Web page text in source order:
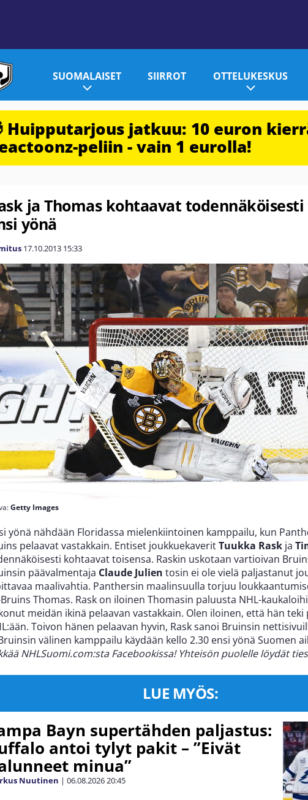
SUOMALAISET SIIRROT OTTELUKESKUS
Huipputarjous jatkuu: 10 euron
peliin - vain 1 eurolla!
ja Thomas kohtaavat todennäköisesti
yönä
17.10.2013 15:33
Getty Images
yönä nähdään Floridassa mielenkiintoinen kamppailu, kun
pelaavat vastakkain. Entiset joukkuekaveritTuukka Rask ja
kohtaavat toisensa. Raskin uskotaan vartioivan
päävalmentaja Claude Julien tosin ei ole vielä paljastanut
maalivahtia. Panthersin maalinsuulla torjuu
Thomas. Rask on iloinen Thomasin paluusta NHL-
meidän ikinä pelaavan vastakkain. Olen iloinen, että hän teki
Toivon hänen pelaavan hyvin, Rask sanoi Bruinsin
välinen kamppailu käydään kello 2.30 ensi yönä Suomen
NHLSuomi.com:sta Facebookissa! Yhteisön puolelle löydät
LUE MYÖS:
Bayn supertähden paljastus:
antoi tylyt pakit – ”Eivät
minua”
Nuutinen | 06.08.202620:45